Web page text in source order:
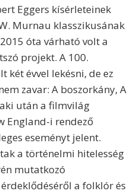
Eggers kísérleteinek
Murnau klasszikusának
óta várható volt a
projekt. A 100.
évvel lekésni, de ez
zavar: A boszorkány, A
után a filmvilág
England-i rendező
eseményt jelent.
a történelmi hitelesség
mutatkozó
a folklór és